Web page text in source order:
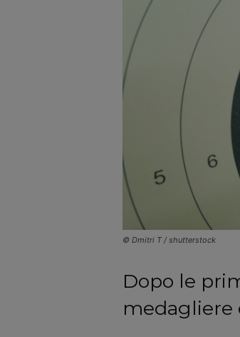
© Dmitri T / shutterstock
Dopo le
medagliere